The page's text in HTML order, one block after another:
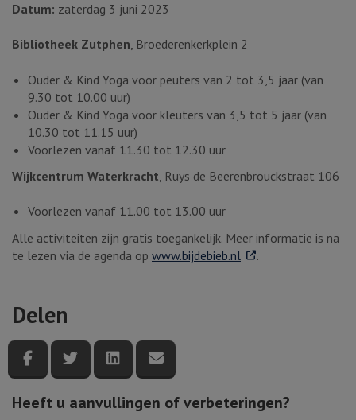
Datum: zaterdag 3 juni 2023
Bibliotheek Zutphen, Broederenkerkplein 2
Ouder & Kind Yoga voor peuters van 2 tot 3,5 jaar (van
9.30 tot 10.00 uur)
Ouder & Kind Yoga voor kleuters van 3,5 tot 5 jaar (van
10.30 tot 11.15 uur)
Voorlezen vanaf 11.30 tot 12.30 uur
Wijkcentrum Waterkracht, Ruys de Beerenbrouckstraat 106
Voorlezen vanaf 11.00 tot 13.00 uur
Alle activiteiten zijn gratis toegankelijk. Meer informatie is na
te lezen via de agenda op www.bijdebieb.nl . Externe link
.
Delen
Deel deze pagina via Facebook
Deel deze pagina via Twitter
Deel deze pagina via LinkedIn
Heeft u aanvullingen of verbeteringen?